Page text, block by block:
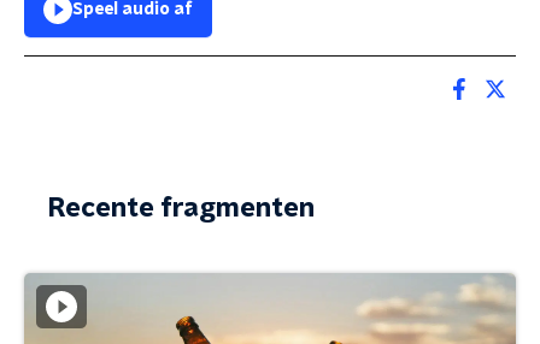
Speel audio af
Recente fragmenten